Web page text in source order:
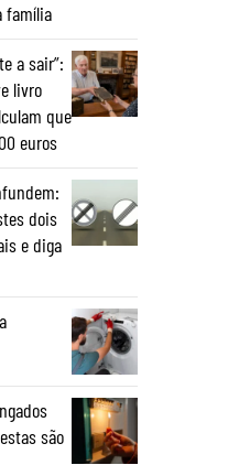
família
a sair”:
livro
que
euros
dois
e diga
são